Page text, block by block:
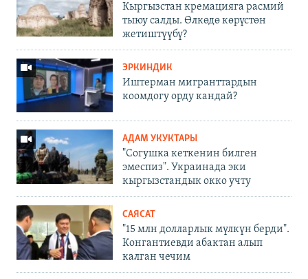
Кыргызстан кремацияга расмий
тыюу салды. Өлкөдө көрүстөн
жетиштүүбү?
ЭРКИНДИК
Иштерман мигранттардын
коомдогу орду кандай?
АДАМ УКУКТАРЫ
"Согушка кеткенин билген
эмеспиз". Украинада эки
кыргызстандык окко учту
САЯСАТ
"15 млн долларлык мүлкүн берди".
Конгантиевди абактан алып
калган чечим